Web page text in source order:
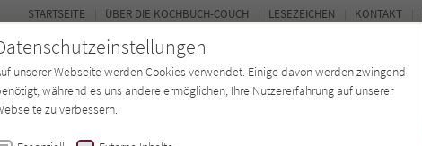
STARTSEITE ÜBER DIE KOCHBUCH-COUCH LESEZEICHEN KONTAKT
unserer Webseite werden Cookies verwendet. Einige davon werden zwingend
während es uns andere ermöglichen, Ihre Nutzererfahrung auf unserer
zu verbessern.